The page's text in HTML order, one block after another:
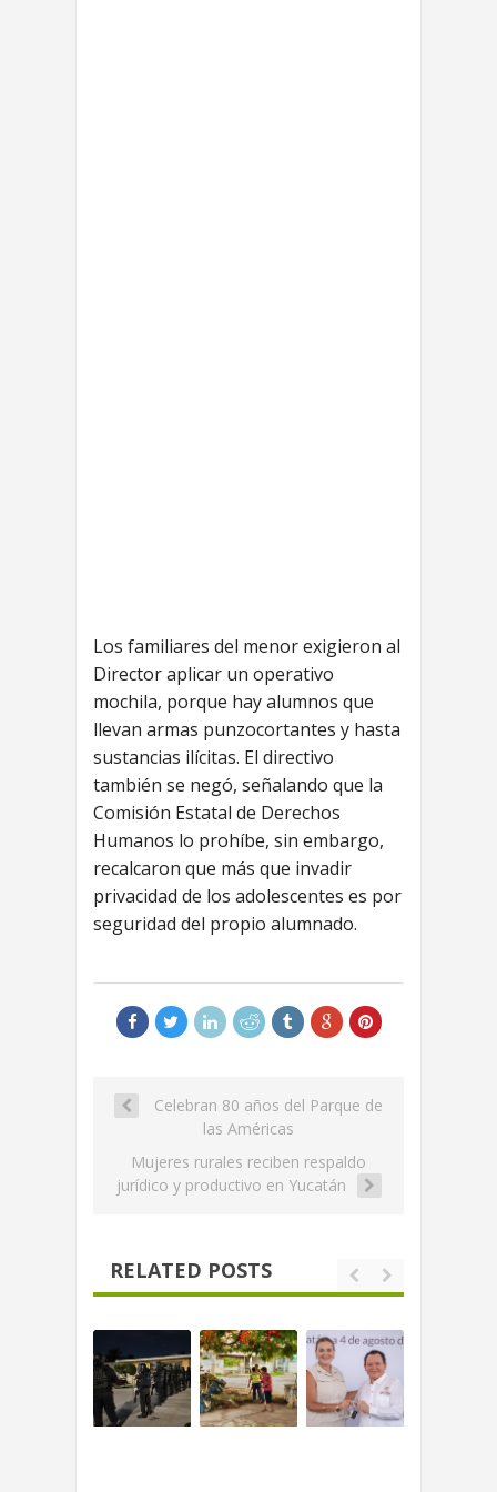
Los familiares del menor exigieron al
Director aplicar un operativo
mochila, porque hay alumnos que
llevan armas punzocortantes y hasta
sustancias ilícitas. El directivo
también se negó, señalando que la
Comisión Estatal de Derechos
Humanos lo prohíbe, sin embargo,
recalcaron que más que invadir
privacidad de los adolescentes es por
seguridad del propio alumnado.
Celebran 80 años del Parque de
las Américas
Mujeres rurales reciben respaldo
jurídico y productivo en Yucatán
RELATED POSTS